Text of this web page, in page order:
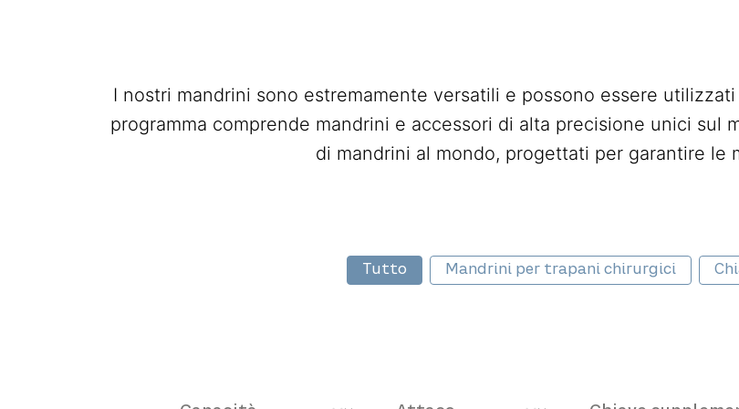
I nostri mandrini sono estremamente versatili e possono essere
programma comprende mandrini e accessori di alta precisione unici sul
di mandrini al mondo, progettati per garantire le
Surgical categories
Tutto Mandrini per trapani chirurgici